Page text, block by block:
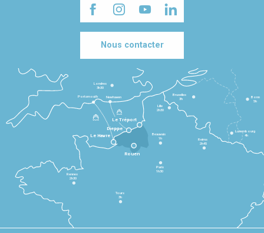
Nous contacter
Le Havre
Dieppe
Le Tréport
Rennes
2h30
Tours
3h
Paris
1h30
Beauvais
1h
Reims
2h45
Lille
2h30
Bruxelles
3h
Londres
3h30
Newhaven
Portsmouth
Bonn
5h
Luxembourg
4h
Rouen